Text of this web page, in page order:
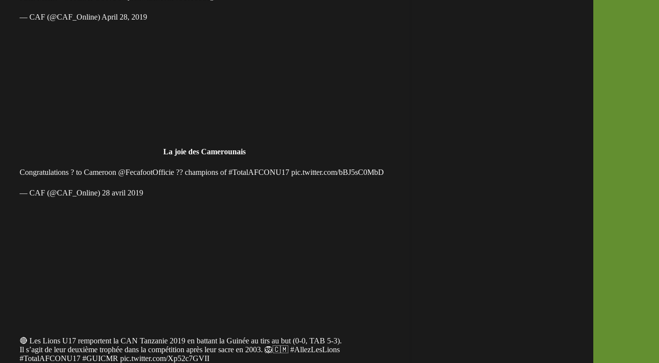
— CAF (@CAF_Online) April 28, 2019
La joie des Camerounais
Congratulations ? to Cameroon @FecafootOfficie ?? champions of#TotalAFCONU17 pic.twitter.com/bBJ5sC0MbD
— CAF (@CAF_Online) 28 avril 2019
🔴 Les Lions U17 remportent la CAN Tanzanie 2019 en battant la Guinée au tirs au but (0-0, TAB 5-3).
Il s’agit de leur deuxième trophée dans la compétition après leur sacre en 2003. 🦁🇨🇲 #AllezLesLions
#TotalAFCONU17 #GUICMR pic.twitter.com/Xp52c7GVII